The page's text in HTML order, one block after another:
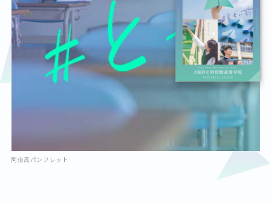
阿倍高パンフレット